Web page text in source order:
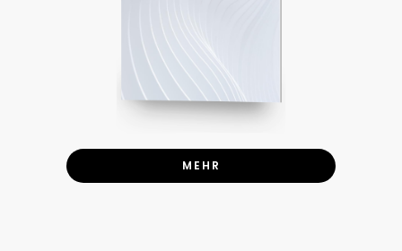
MEHR